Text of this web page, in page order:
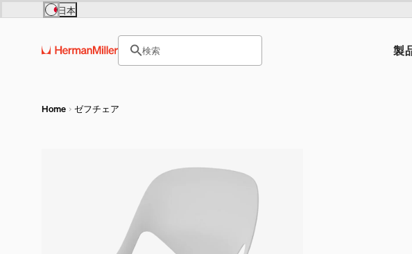
Skip to main content
Europe
United Kingdom (£)
France (€)
Deutschland (€)
Luxembourg (€)
Asia Pacific
India (₹)
The
日本
サイト内検索のためのテキストを入力してくださ
検索
ヘッダー検索ボックスをオープン
製
Home ゼフチェア